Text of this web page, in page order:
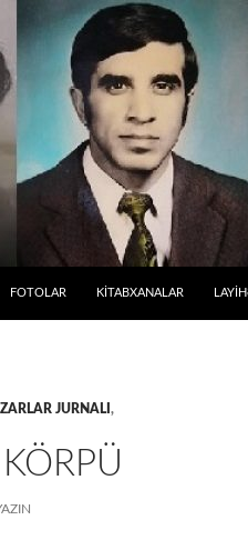
FOTOLAR KİTABXANALAR
JURNALI ,